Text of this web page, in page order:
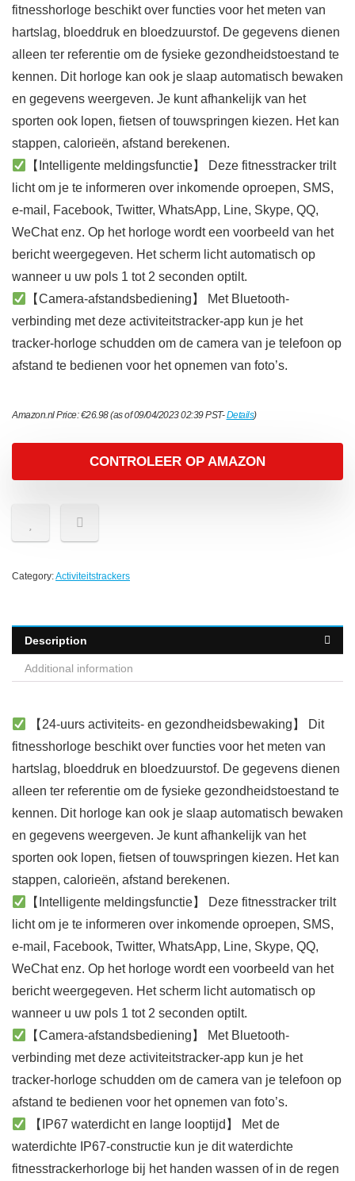
fitnesshorloge beschikt over functies voor het meten van
hartslag, bloeddruk en bloedzuurstof. De gegevens dienen
alleen ter referentie om de fysieke gezondheidstoestand te
kennen. Dit horloge kan ook je slaap automatisch bewaken
en gegevens weergeven. Je kunt afhankelijk van het
sporten ook lopen, fietsen of touwspringen kiezen. Het kan
stappen, calorieën, afstand berekenen.
【Intelligente meldingsfunctie】 Deze fitnesstracker trilt
licht om je te informeren over inkomende oproepen, SMS,
e-mail, Facebook, Twitter, WhatsApp, Line, Skype, QQ,
WeChat enz. Op het horloge wordt een voorbeeld van het
bericht weergegeven. Het scherm licht automatisch op
wanneer u uw pols 1 tot 2 seconden optilt.
【Camera-afstandsbediening】 Met Bluetooth-
verbinding met deze activiteitstracker-app kun je het
tracker-horloge schudden om de camera van je telefoon op
afstand te bedienen voor het opnemen van foto’s.
Amazon.nl Price:€26.98(as of 09/04/2023 02:39 PST-Details)
CONTROLEER OP AMAZON
Category:Activiteitstrackers
Description
Additional information
【24-uurs activiteits- en gezondheidsbewaking】 Dit
fitnesshorloge beschikt over functies voor het meten van
hartslag, bloeddruk en bloedzuurstof. De gegevens dienen
alleen ter referentie om de fysieke gezondheidstoestand te
kennen. Dit horloge kan ook je slaap automatisch bewaken
en gegevens weergeven. Je kunt afhankelijk van het
sporten ook lopen, fietsen of touwspringen kiezen. Het kan
stappen, calorieën, afstand berekenen.
【Intelligente meldingsfunctie】 Deze fitnesstracker trilt
licht om je te informeren over inkomende oproepen, SMS,
e-mail, Facebook, Twitter, WhatsApp, Line, Skype, QQ,
WeChat enz. Op het horloge wordt een voorbeeld van het
bericht weergegeven. Het scherm licht automatisch op
wanneer u uw pols 1 tot 2 seconden optilt.
【Camera-afstandsbediening】 Met Bluetooth-
verbinding met deze activiteitstracker-app kun je het
tracker-horloge schudden om de camera van je telefoon op
afstand te bedienen voor het opnemen van foto’s.
【IP67 waterdicht en lange looptijd】 Met de
waterdichte IP67-constructie kun je dit waterdichte
fitnesstrackerhorloge bij het handen wassen of in de regen